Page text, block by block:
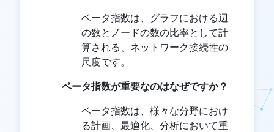
ベータ指数は、グラフにおける辺
の数とノードの数の比率として計
算される、ネットワーク接続性の
尺度です。
ベータ指数が重要なのはなぜですか？
ベータ指数は、様々な分野におけ
る計画、最適化、分析において重